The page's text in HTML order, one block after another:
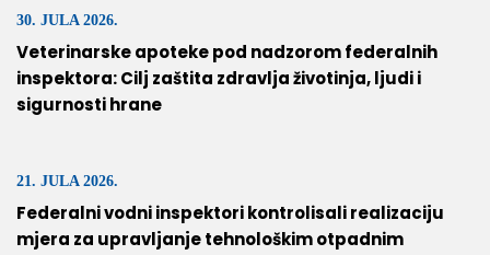
30. JULA 2026.
Veterinarske apoteke pod nadzorom federalnih
inspektora: Cilj zaštita zdravlja životinja, ljudi i
sigurnosti hrane
21. JULA 2026.
Federalni vodni inspektori kontrolisali realizaciju
mjera za upravljanje tehnološkim otpadnim